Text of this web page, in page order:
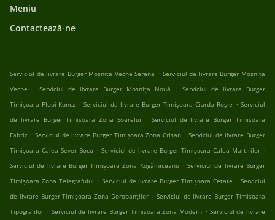
Meniu
Contactează-ne
Serviciul de livrare Burger Moșnița Veche Serena . Serviciul de livrare Burger Moșnița
Veche
. Serviciul de livrare Burger Moșnița Nouă . Serviciul de livrare Burger
Timișoara Plopi-Kuncz . Serviciul de livrare Burger Timișoara Ciarda Roșie . Serviciul
de livrare Burger Timișoara Zona Soarelui
. Serviciul de livrare Burger Timișoara
Fabric . Serviciul de livrare Burger Timișoara Zona Crișan . Serviciul de livrare Burger
Timișoara Calea Sever Bocu . Serviciul de livrare Burger Timișoara Calea Martirilor .
Serviciul de livrare Burger Timișoara Zona Kogălniceanu . Serviciul de livrare Burger
Timișoara Zona Telegrafului . Serviciul de livrare Burger Timișoara Cetate . Serviciul
de livrare Burger Timișoara Zona Dorobanților . Serviciul de livrare Burger Timișoara
Tipografilor . Serviciul de livrare Burger Timișoara Zona Modern . Serviciul de livrare